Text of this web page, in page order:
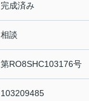
完成済み
相談
第RO8SHC103176号
103209485